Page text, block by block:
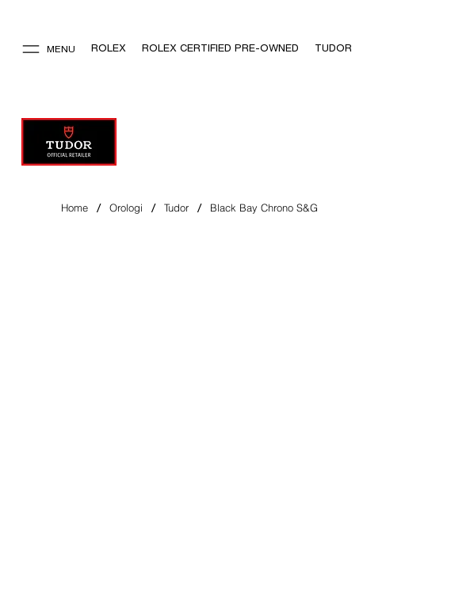
MENU ROLEX ROLEX CERTIFIED PRE-OWNED TUDOR
Home / Orologi / Tudor / Black Bay Chrono S&G